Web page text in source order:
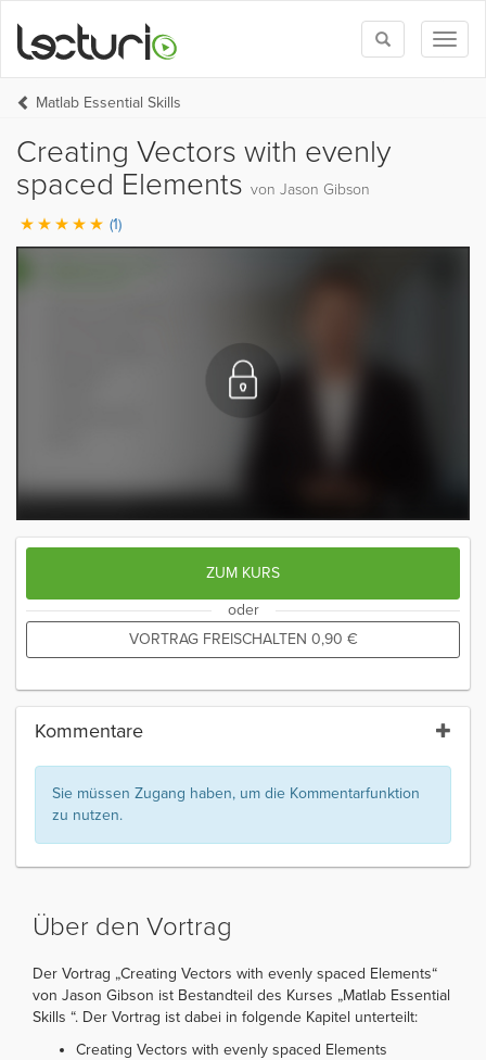
Toggle
search
Matlab Essential Skills
Creating Vectors with evenly
spaced Elements von Jason Gibson
(1)
ZUM KURS
oder
VORTRAG FREISCHALTEN 0,90 €
Kommentare
Sie müssen Zugang haben, um die Kommentarfunktion
zu nutzen.
Über den Vortrag
Der Vortrag „Creating Vectors with evenly spaced Elements“
von Jason Gibson ist Bestandteil des Kurses „Matlab Essential
Skills “. Der Vortrag ist dabei in folgende Kapitel unterteilt:
Creating Vectors with evenly spaced Elements